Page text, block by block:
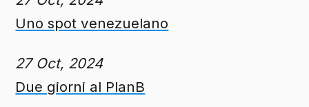
Uno spot venezuelano
27 Oct, 2024
Due giorni al PlanB